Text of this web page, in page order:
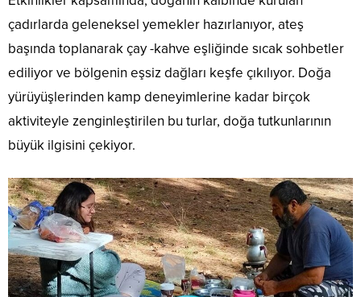
çadırlarda geleneksel yemekler hazırlanıyor, ateş
başında toplanarak çay -kahve eşliğinde sıcak sohbetler
ediliyor ve bölgenin eşsiz dağları keşfe çıkılıyor. Doğa
yürüyüşlerinden kamp deneyimlerine kadar birçok
aktiviteyle zenginleştirilen bu turlar, doğa tutkunlarının
büyük ilgisini çekiyor.